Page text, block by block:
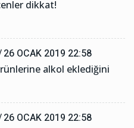
dikkat!
26 OCAK 2019 22:58
alkol eklediğini
26 OCAK 2019 22:58